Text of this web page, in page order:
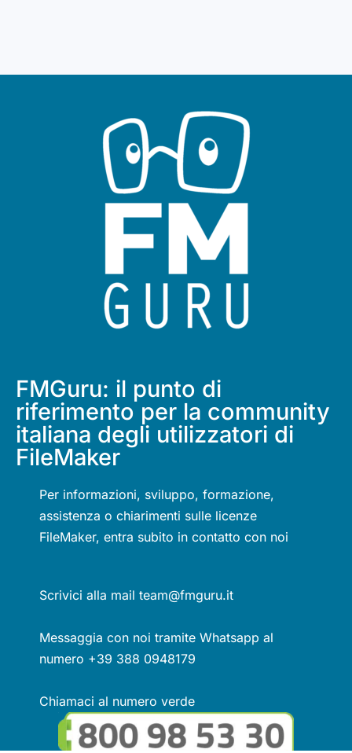
FMGuru: il punto di
riferimento per la community
italiana degli utilizzatori di
FileMaker
Per informazioni, sviluppo, formazione,
assistenza o chiarimenti sulle licenze
FileMaker, entra subito in contatto con noi
Scrivici alla mail team@fmguru.it
Messaggia con noi tramite Whatsapp al
numero +39 388 0948179
Chiamaci al numero verde